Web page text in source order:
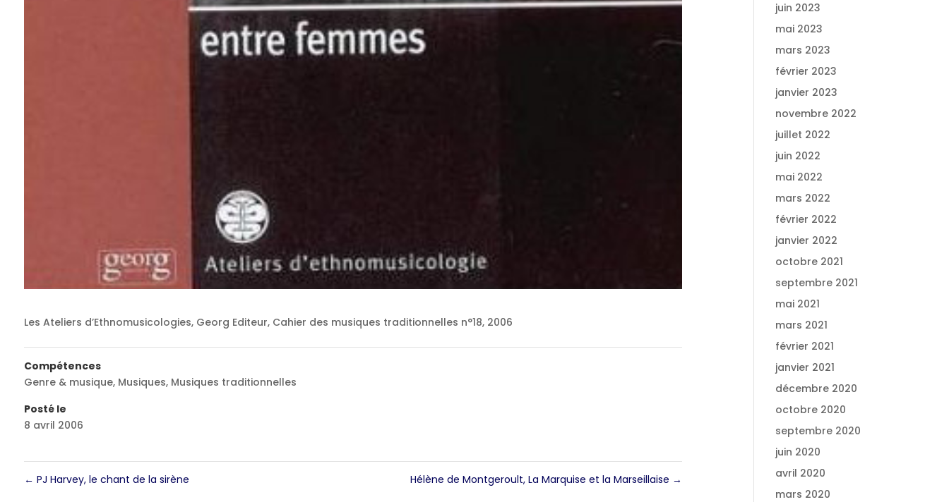
Les Ateliers d’Ethnomusicologies, Georg Editeur, Cahier des musiques traditionnelles n°18, 2006
Compétences
Genre & musique, Musiques, Musiques traditionnelles
Posté le
8 avril 2006
← PJ Harvey, le chant de la sirène Hélène de Montgeroult, La Marquise et la Marseillaise →
juin 2023
mai 2023
mars 2023
février 2023
janvier 2023
novembre 2022
juillet 2022
juin 2022
mai 2022
mars 2022
février 2022
janvier 2022
octobre 2021
septembre 2021
mai 2021
mars 2021
février 2021
janvier 2021
décembre 2020
octobre 2020
septembre 2020
juin 2020
avril 2020
mars 2020